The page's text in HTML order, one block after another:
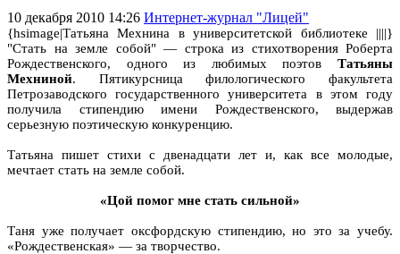
10 декабря 2010 14:26 Интернет-журнал "Лицей"
{hsimage|Татьяна Мехнина в университетской библиотеке ||||}
"Стать на земле собой" — строка из стихотворения Роберта
Рождественского, одного из любимых поэтов Татьяны
Мехниной. Пятикурсница филологического факультета
Петрозаводского государственного университета в этом году
получила стипендию имени Рождественского, выдержав
серьезную поэтическую конкуренцию.
Татьяна пишет стихи с двенадцати лет и, как все молодые,
мечтает стать на земле собой.
«Цой помог мне стать сильной»
Таня уже получает оксфордскую стипендию, но это за учебу.
«Рождественская» — за творчество.